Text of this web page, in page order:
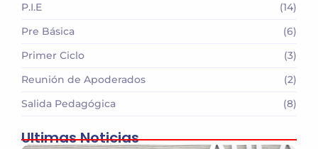
P.I.E
(14)
Pre Básica
(6)
Primer Ciclo
(3)
Reunión de Apoderados
(2)
Salida Pedagógica
(8)
Ultimas Noticias